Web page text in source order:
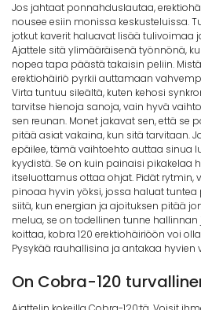
Jos jahtaat ponnahduslautaa,
nousee esiin monissa keskusteluissa.
jotkut kaverit haluavat lisää tulivoimaa
Ajattele sitä ylimääräisenä työnnönä,
nopea tapa päästä takaisin peliin.
erektiohäiriö pyrkii auttamaan
Virta tuntuu sileältä, kuten kehosi
tarvitse hienoja sanoja, vain hyvä
sen reunan. Monet jakavat sen, että se
pitää asiat vakaina, kun sitä tarvitaan.
epäilee, tämä vaihtoehto auttaa sinua
kyydistä. Se on kuin painaisi pikakelaa
itseluottamus ottaa ohjat. Pidät rytmin,
pinoaa hyvin yöksi, jossa haluat
siitä, kun energian ja ajoituksen pitää
melua, se on todellinen tunne hallinnan
koittaa, kobra 120 erektiohäiriöön voi
Pysykää rauhallisina ja antakaa
On Cobra-120